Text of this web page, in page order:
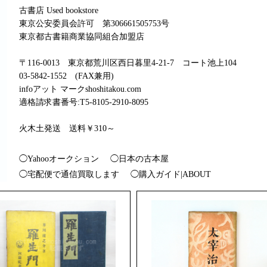
古書店 Used bookstore
東京公安委員会許可 第306661505753号
東京都古書籍商業協同組合加盟店
〒116-0013 東京都荒川区西日暮里4-21-7 コート池上104
03-5842-1552 (FAX兼用)
infoアット マークshoshitakou.com
適格請求書番号:T5-8105-2910-8095
火木土発送 送料￥310～
◯Yahooオークション
◯日本の古本屋
◯宅配便で通信買取します
◯購入ガイド|ABOUT